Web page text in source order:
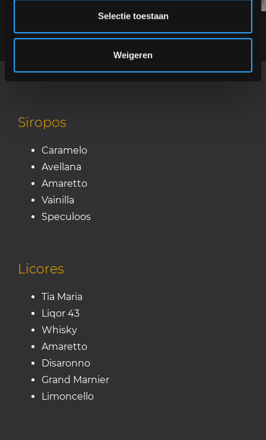
Selectie toestaan
Weigeren
Siropos
Caramelo
Avellana
Amaretto
Vainilla
Speculoos
Licores
Tia Maria
Liqor 43
Whisky
Amaretto
Disaronno
Grand Marnier
Limoncello